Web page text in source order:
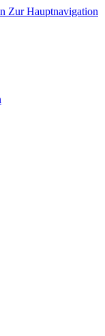
Zur Hauptnavigation